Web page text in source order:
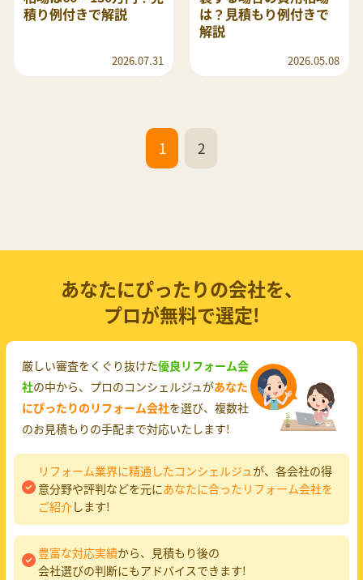
積り例付きで解説
2026.07.31
は？見積もり例付きで
解説
2026.05.08
1 2
あなたにぴったりの会社を、
プロが無料で選定!
厳しい審査をくぐり抜けた優良リフォーム会
社の中から、プロのコンシェルジュがあなた
にぴったりのリフォーム会社を選び、複数社
のお見積もりの手配まで対応いたします!
リフォーム業界に精通したコンシェルジュが、各会社の得
意分野や評判などを元にあなたに合ったリフォーム会社を
ご紹介します!
豊富な対応実績から、見積もり後の
会社選びの判断にもアドバイスできます!